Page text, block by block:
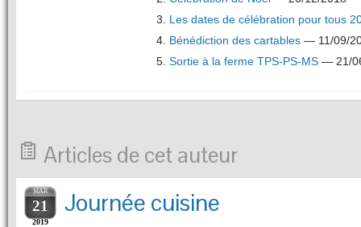
Les dates de célébration pour tous
Bénédiction des cartables — 11/09/
Sortie à la ferme TPS-PS-MS — 21/
Articles de cet auteur
MAR
21
2019
Journée cuisine